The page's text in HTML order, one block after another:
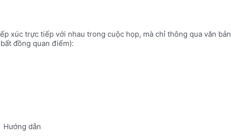
xúc trực tiếp với nhau trong cuộc họp, mà chỉ thông qua văn bản
đồng quan điểm):
Hướng dẫn